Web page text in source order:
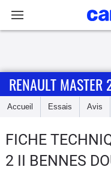
Accueil
Essais
RENAULT MASTER
Accueil Essais Avis
FICHE
2 II BENNES